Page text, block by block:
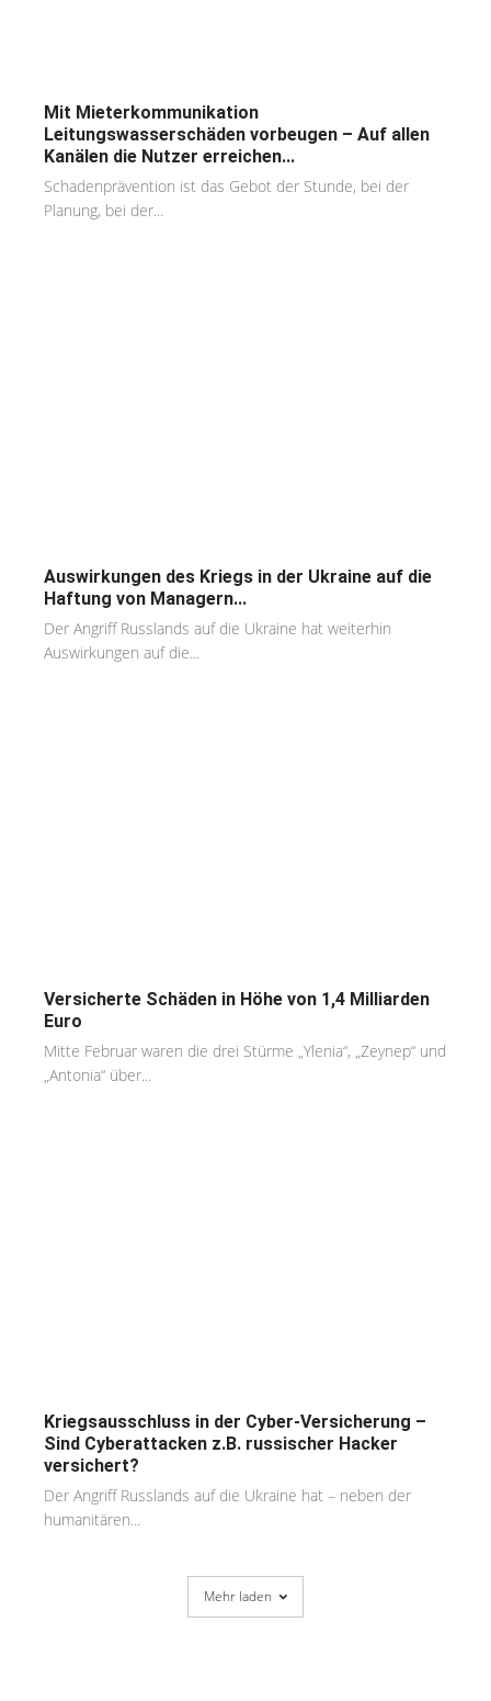
Mit Mieterkommunikation
Leitungswasserschäden vorbeugen – Auf allen
Kanälen die Nutzer erreichen...
Schadenprävention ist das Gebot der Stunde, bei der
Planung, bei der...
Auswirkungen des Kriegs in der Ukraine auf die
Haftung von Managern...
Der Angriff Russlands auf die Ukraine hat weiterhin
Auswirkungen auf die...
Versicherte Schäden in Höhe von 1,4 Milliarden
Euro
Mitte Februar waren die drei Stürme „Ylenia“, „Zeynep“ und
„Antonia“ über...
Kriegsausschluss in der Cyber-Versicherung –
Sind Cyberattacken z.B. russischer Hacker
versichert?
Der Angriff Russlands auf die Ukraine hat – neben der
humanitären...
Mehr laden